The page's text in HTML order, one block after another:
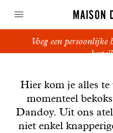
MAISON
Suikerbrood
Voeg een
Hier kom je alles te
momenteel
Dandoy. Uit ons
niet enkel